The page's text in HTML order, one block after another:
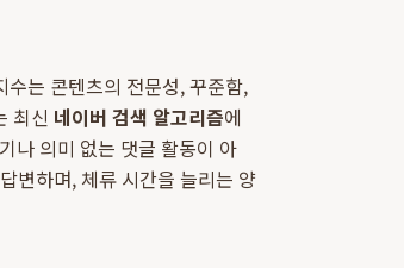
는 콘텐츠의 전문성, 꾸준함,
최신 네이버 검색 알고리즘에
나 의미 없는 댓글 활동이 아
변하며, 체류 시간을 늘리는 양